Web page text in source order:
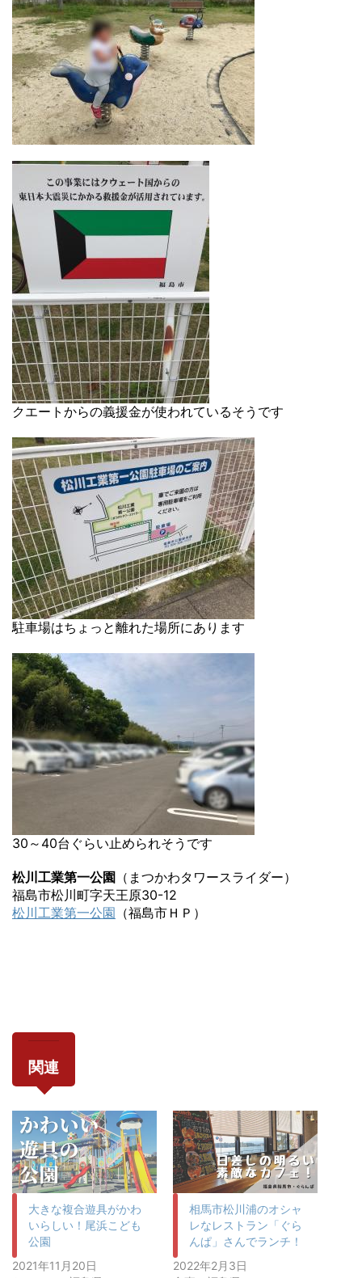
クエートからの義援金が使われているそうです
駐車場はちょっと離れた場所にあります
30～40台ぐらい止められそうです
松川工業第一公園 （まつかわタワースライダー）
福島市松川町字天王原30-12
松川工業第一公園 （福島市ＨＰ）
関連
大きな複合遊具がかわ
いらしい！尾浜こども
公園
2021年11月20日
相馬市松川浦のオシャ
レなレストラン「ぐら
んぱ」さんでランチ！
2022年2月3日